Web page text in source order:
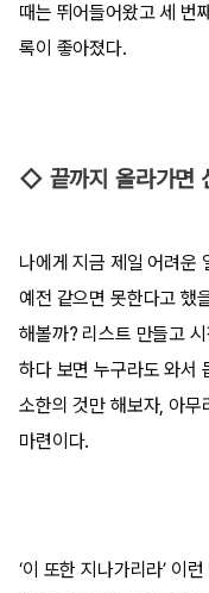
때는 뛰어들어왔고 세 번
록이 좋아졌다.
◇ 끝까지 올라가면
나에게 지금 제일 어려운
예전 같으면 못한다고 했
해볼까? 리스트 만들고
하다 보면 누구라도 와서
소한의 것만 해보자, 아무
마련이다.
‘이 또한 지나가리라’ 이